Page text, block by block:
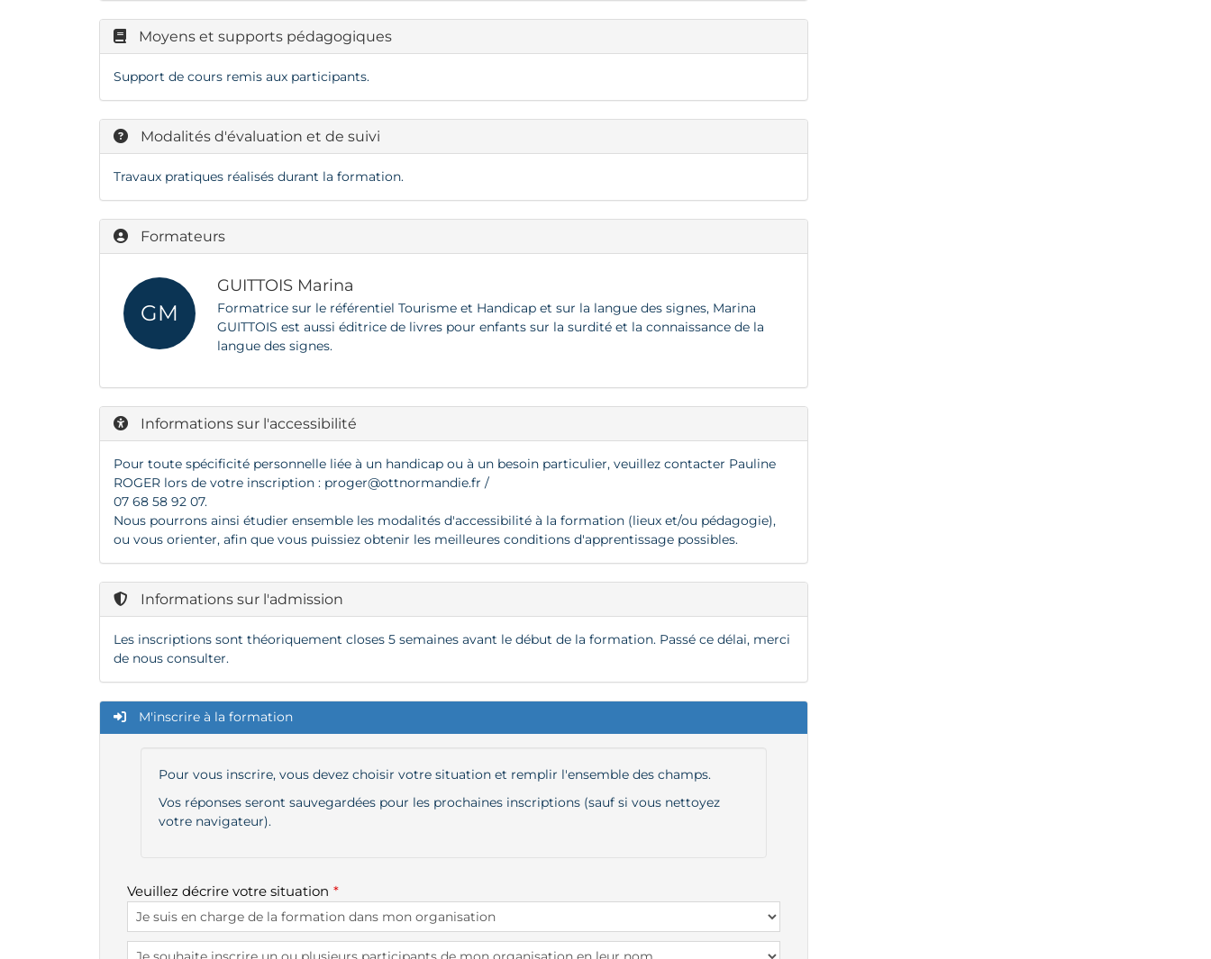
Moyens et supports pédagogiques
Support de cours remis aux participants.
Modalités d'évaluation et de suivi
Travaux pratiques réalisés durant la formation.
Formateurs
GM
GUITTOIS Marina
Formatrice sur le référentiel Tourisme et Handicap et sur la langue des signes, Marina
GUITTOIS est aussi éditrice de livres pour enfants sur la surdité et la connaissance de la
langue des signes.
Informations sur l'accessibilité
Pour toute spécificité personnelle liée à un handicap ou à un besoin particulier, veuillez contacter Pauline
ROGER lors de votre inscription : proger@ottnormandie.fr /
07 68 58 92 07.
Nous pourrons ainsi étudier ensemble les modalités d'accessibilité à la formation (lieux et/ou pédagogie),
ou vous orienter, afin que vous puissiez obtenir les meilleures conditions d'apprentissage possibles.
Informations sur l'admission
Les inscriptions sont théoriquement closes 5 semaines avant le début de la formation. Passé ce délai, merci
de nous consulter.
M'inscrire à la formation
Pour vous inscrire, vous devez choisir votre situation et remplir l'ensemble des champs.
Vos réponses seront sauvegardées pour les prochaines inscriptions (sauf si vous nettoyez
votre navigateur).
Veuillez décrire votre situation